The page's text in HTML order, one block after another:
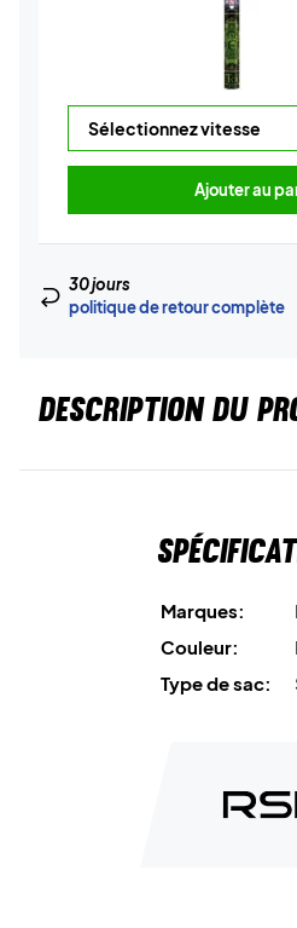
Ajouter au
30 jours
politique de retour complète
DESCRIPTION DU
Marques:
Couleur:
Type de sac: